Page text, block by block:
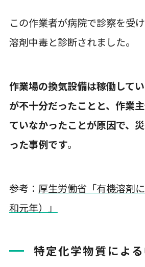
この作業者が病院で診察を受
溶剤中毒と診断されました。
作業場の換気設備は稼働して
が不十分だったことと、作業
ていなかったことが原因で、
った事例です。
参考： 厚生労働省「有機溶剤
和元年）」
特定化学物質によ